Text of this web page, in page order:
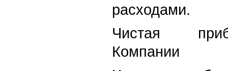
расходами.
Чистая
Компании